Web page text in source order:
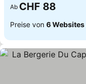
Ab CHF 88
Preise von 6 Websites